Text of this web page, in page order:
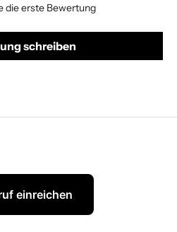
die erste Bewertung
schreiben
einreichen